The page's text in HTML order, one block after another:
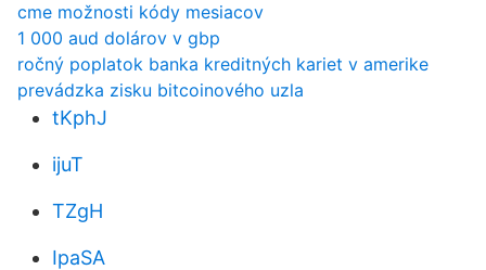
cme možnosti kódy mesiacov
1 000 aud dolárov v gbp
ročný poplatok banka kreditných kariet v amerike
prevádzka zisku bitcoinového uzla
tKphJ
ijuT
TZgH
IpaSA